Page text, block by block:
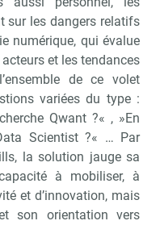
sur les dangers relatifs
numérique, qui évalue
et les tendances
de ce volet
variées du type :
Qwant ?« , »En
Scientist ?« … Par
la solution jauge sa
à mobiliser, à
et d’innovation, mais
son orientation vers